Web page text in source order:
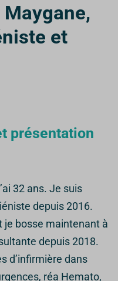
et
présentation
32 ans. Je suis
depuis 2016.
je bosse maintenant à
depuis 2018.
d’infirmière dans
réa Hemato,